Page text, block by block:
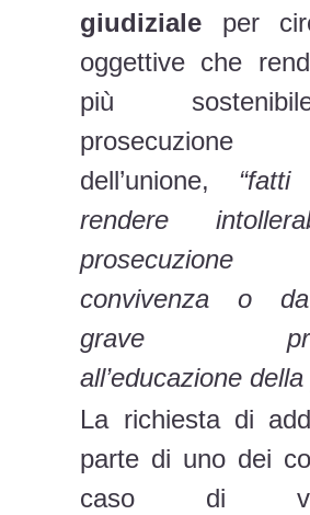
giudiziale per
oggettive che
più
prosecuzione
dell’unione,
rendere
convivenza o
grave
all’educazione della
La richiesta di
parte di uno dei
caso di